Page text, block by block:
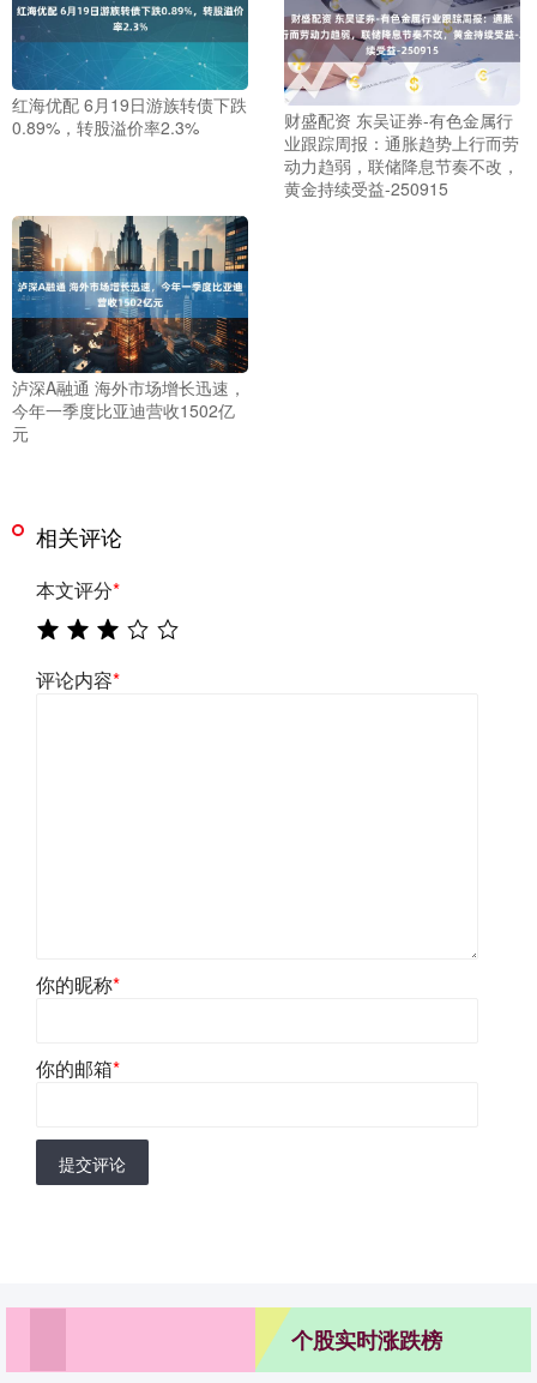
红海优配 6月19日游族转债下跌
0.89%，转股溢价率2.3%
财盛配资 东吴证券-有色金属行
业跟踪周报：通胀趋势上行而劳
动力趋弱，联储降息节奏不改，
黄金持续受益-250915
泸深A融通 海外市场增长迅速，
今年一季度比亚迪营收1502亿
元
相关评论
本文评分*
评论内容*
你的昵称*
你的邮箱*
提交评论
个股实时涨跌榜